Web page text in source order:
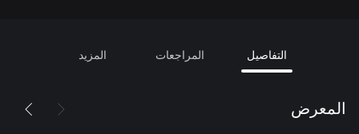
التفاصيل المراجعات المزيد
المعرض